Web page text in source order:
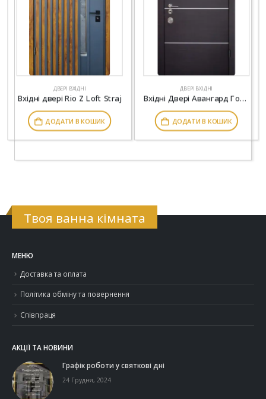
ДВЕРІ ВХІДНІ
Вхідні двері Rio Z Loft Straj
ДОДАТИ В КОШИК
ДВЕРІ ВХІДНІ
Вхідні Двері Авангард Горизонт AL 2 кольори “Qdoors”
ДОДАТИ В КОШИК
Твоя ванна кімната
МЕНЮ
Доставка та оплата
Політика обміну та повернення
Співпраця
АКЦІЇ ТА НОВИНИ
Графік роботи у святкові дні
24 Грудня, 2024